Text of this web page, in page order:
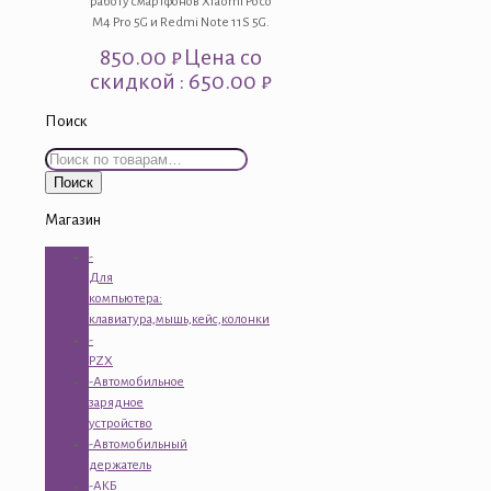
M4 Pro 5G и Redmi Note 11S 5G.
850.00 ₽Цена со
скидкой : 650.00 ₽
Поиск
Искать:
Поиск
Магазин
-
Для
компьютера:
клавиатура,мышь,кейс,колонки
-
PZX
-Автомобильное
зарядное
устройство
-Автомобильный
держатель
-АКБ